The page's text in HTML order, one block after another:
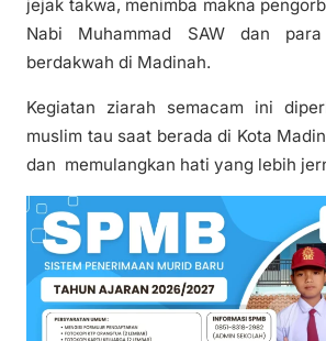
jejak takwa, menimba makna
Nabi Muhammad SAW dan
berdakwah di Madinah.
‎Kegiatan ziarah semacam ini
muslim tau saat berada di Kota
dan memulangkan hati yang lebih